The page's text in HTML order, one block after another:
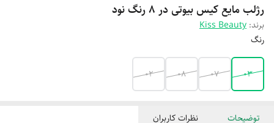
رژلب مایع کیس بیوتی در ۸ رنگ نود
برند: Kiss Beauty
رنگ
۰۳ ۰۷ ۰۸ ۰۲
توضیحات نظرات کاربران